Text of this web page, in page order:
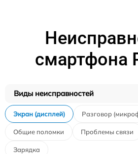
смартфона
Виды неисправностей
Экран (дисплей) Разговор
Общие поломки Проблемы связи
Зарядка